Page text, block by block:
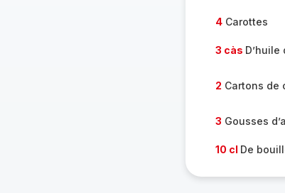
4Carottes
3 càs D’huile
2 Cartons de
3 Gousses
10 cl De